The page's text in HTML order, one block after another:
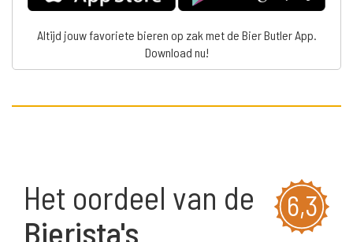
Altijd jouw favoriete bieren op zak met de Bier Butler App.
Download nu!
6,3
Het oordeel van de
Bierista's